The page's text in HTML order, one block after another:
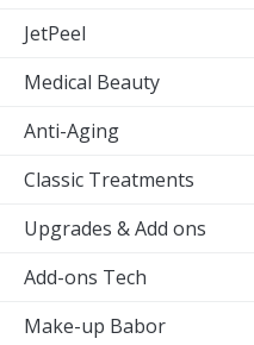
JetPeel
Medical Beauty
Anti-Aging
Classic Treatments
Upgrades & Add ons
Add-ons Tech
Make-up Babor